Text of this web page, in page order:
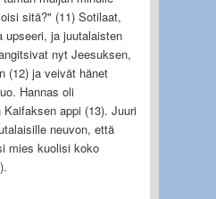
sitä?" (11) Sotilaat,
upseeri, ja juutalaisten
nyt Jeesuksen,
(12) ja veivät hänet
Hannas oli
appi (13). Juuri
neuvon, että
mies kuolisi koko